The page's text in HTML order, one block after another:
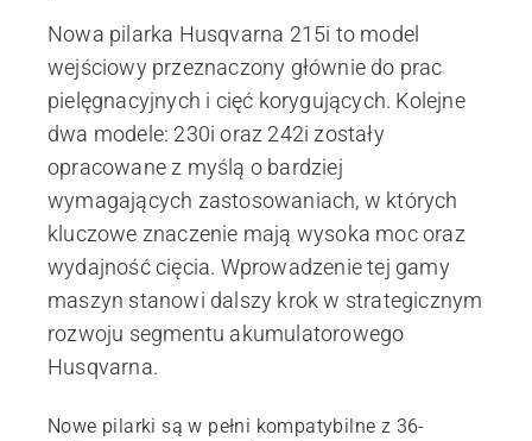
Nowa pilarka Husqvarna 215i to model
wejściowy przeznaczony głównie do prac
pielęgnacyjnych i cięć korygujących. Kolejne
dwa modele: 230i oraz 242i zostały
opracowane z myślą o bardziej
wymagających zastosowaniach, w których
kluczowe znaczenie mają wysoka moc oraz
wydajność cięcia. Wprowadzenie tej gamy
maszyn stanowi dalszy krok w strategicznym
rozwoju segmentu akumulatorowego
Husqvarna.
Nowe pilarki są w pełni kompatybilne z 36-